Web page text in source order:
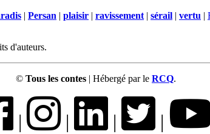
| Persan | plaisir | ravissement | sérail | vertu |
d'auteurs.
© Tous les contes | Hébergé par le RCQ.
| | | |